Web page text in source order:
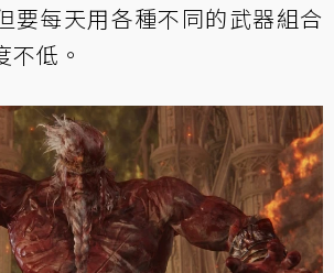
要每天用各種不同的武器組合
不低。